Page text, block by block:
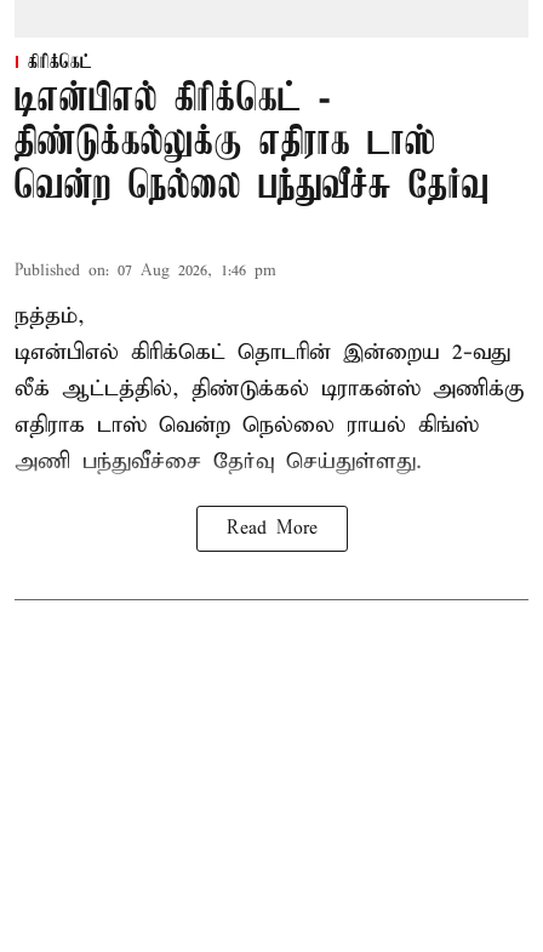
கிரிக்கெட்
டிஎன்பிஎல் கிரிக்கெட் -
திண்டுக்கல்லுக்கு எதிராக டாஸ்
வென்ற நெல்லை பந்துவீச்சு தேர்வு
Published on: 07 Aug 2026, 1:46 pm
நத்தம்,
டிஎன்பிஎல் கிரிக்கெட் தொடரின் இன்றைய 2-வது
லீக் ஆட்டத்தில், திண்டுக்கல் டிராகன்ஸ் அணிக்கு
எதிராக டாஸ் வென்ற நெல்லை ராயல் கிங்ஸ்
அணி பந்துவீச்சை தேர்வு செய்துள்ளது.
Read More